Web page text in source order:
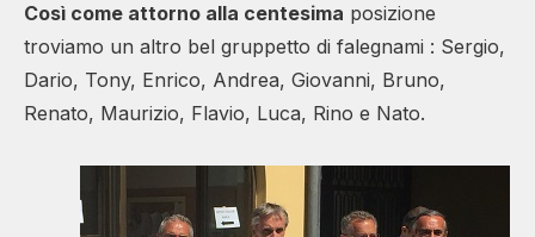
Così come attorno alla centesima posizione
troviamo un altro bel gruppetto di falegnami : Sergio,
Dario, Tony, Enrico, Andrea, Giovanni, Bruno,
Renato, Maurizio, Flavio, Luca, Rino e Nato.